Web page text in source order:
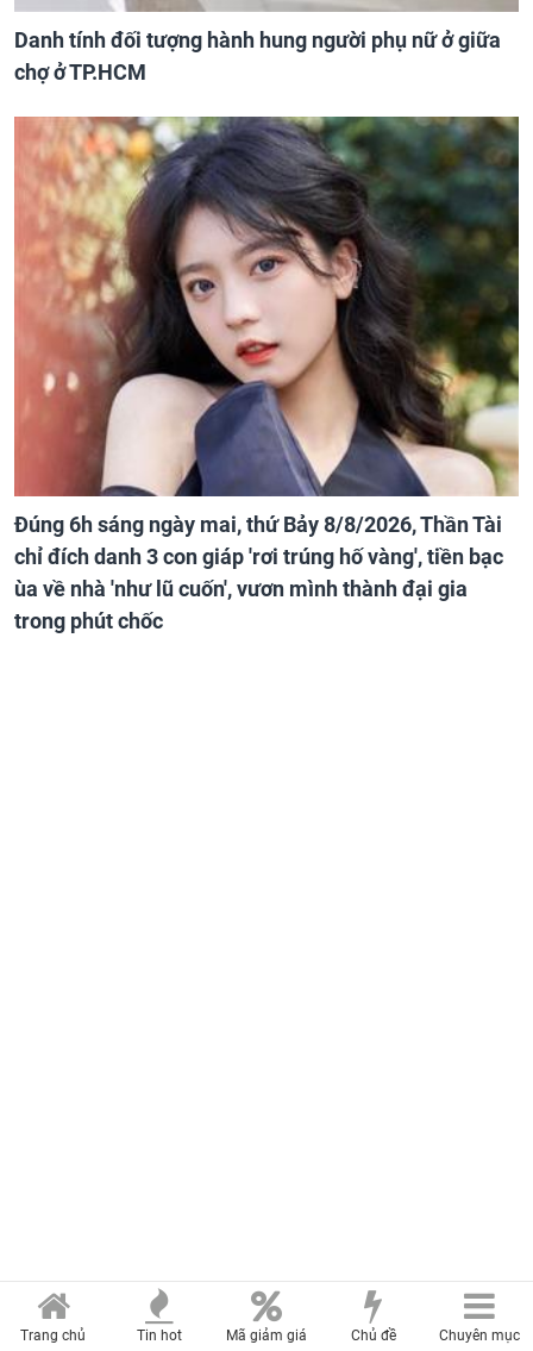
Danh tính đối tượng hành hung người phụ nữ ở giữa
chợ ở TP.HCM
Đúng 6h sáng ngày mai, thứ Bảy 8/8/2026, Thần Tài
chỉ đích danh 3 con giáp 'rơi trúng hố vàng', tiền bạc
ùa về nhà 'như lũ cuốn', vươn mình thành đại gia
trong phút chốc
TIN CÙNG CHUYÊN MỤC
Trang chủ Tin hot Mã giảm giá Chủ đề Chuyên mục